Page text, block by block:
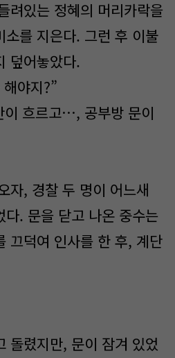
려있는 정혜의 머리카락을
소를 지은다. 그런 후 이불
덮어놓았다.
야지?”
이 흐르고…, 공부방 문이
자, 경찰 두 명이 어느새
. 문을 닫고 나온 중수는
끄덕여 인사를 한 후, 계단
돌렸지만, 문이 잠겨 있었